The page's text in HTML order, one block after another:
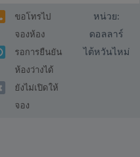
ขอโทรไป
จองห้อง
รอการยืนยัน
ห้องว่างได้
ยังไม่เปิดให้
จอง
หน่วย:
ดอลลาร์
ไต้หวันไหม่